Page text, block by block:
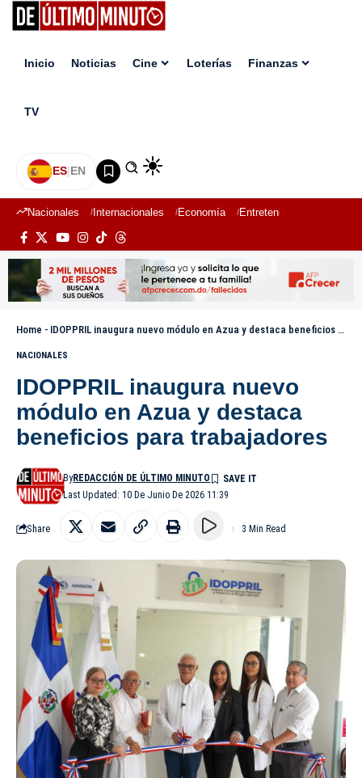
Inicio Noticias Cine Loterías Finanzas
TV
ES|EN
Nacionales Internacionales Economía Entretenimiento
Home - IDOPPRIL inaugura nuevo módulo en Azua y destaca beneficios para trabajadores
NACIONALES
IDOPPRIL inaugura nuevo
módulo en Azua y destaca
beneficios para trabajadores
Last Updated: 10 De Junio De 2026 11:39
ByREDACCIÓN DE ÚLTIMO MINUTO
Share 3 Min Read